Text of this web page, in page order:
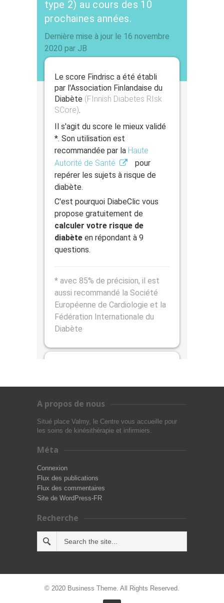
A propos de nous
Situé place Valmy, le Centre vous accueille pour
les soins de kinésithérapie et infirmiers.
Méta
Connexion
Flux des publications
Flux des commentaires
Site de WordPress-FR
Recherche
© 2020 Business Theme. All Rights Reserved.